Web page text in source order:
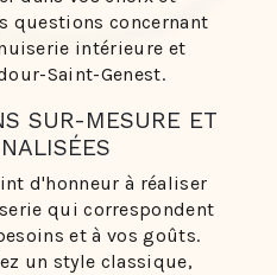
questions concernant
intérieure et
Saint-Genest.
SUR-MESURE ET
d'honneur à réaliser
qui correspondent
et à vos goûts.
un style classique,